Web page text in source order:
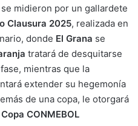
midieron por un gallardete
Clausura 2025, realizada en
donde El Grana se
tratará de desquitarse
mientras que la
extender su hegemonía
de una copa, le otorgará
Copa CONMEBOL